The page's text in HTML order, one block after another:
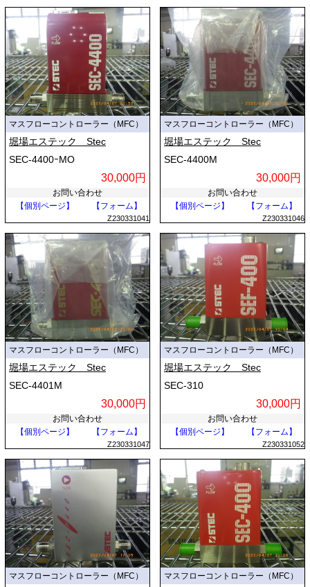
マスフローコントローラー（MFC）
堀場エステック Stec
SEC-4400ｰMO
30,000円
お問い合わせ
【個別ページ】
【フォーム】
Z230331041
マスフローコントローラー（MFC）
堀場エステック Stec
SEC-4400M
30,000円
お問い合わせ
【個別ページ】
【フォーム】
Z230331046
マスフローコントローラー（MFC）
堀場エステック Stec
SEC-4401M
30,000円
お問い合わせ
【個別ページ】
【フォーム】
Z230331047
マスフローコントローラー（MFC）
堀場エステック Stec
SEC-310
30,000円
お問い合わせ
【個別ページ】
【フォーム】
Z230331052
マスフローコントローラー（MFC） マスフローコントローラー（MFC）